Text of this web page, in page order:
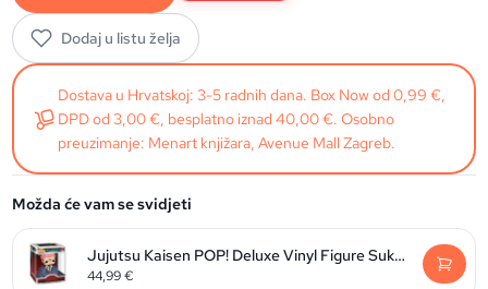
Dodaj u listu želja
Dostava u Hrvatskoj: 3-5 radnih dana. Box Now od 0,99 €,
DPD od 3,00 €, besplatno iznad 40,00 €. Osobno
preuzimanje: Menart knjižara, Avenue Mall Zagreb.
Možda će vam se svidjeti
Jujutsu Kaisen POP! Deluxe Vinyl Figure Sukuna 9 cm
44,99€